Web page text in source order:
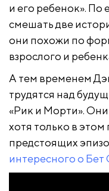
и его ребенок». По
смешать две
они похожи по
взрослого и
А тем временем
трудятся над
«Рик и Морти». Они
хотя только в
предстоящих
интересного о Бет